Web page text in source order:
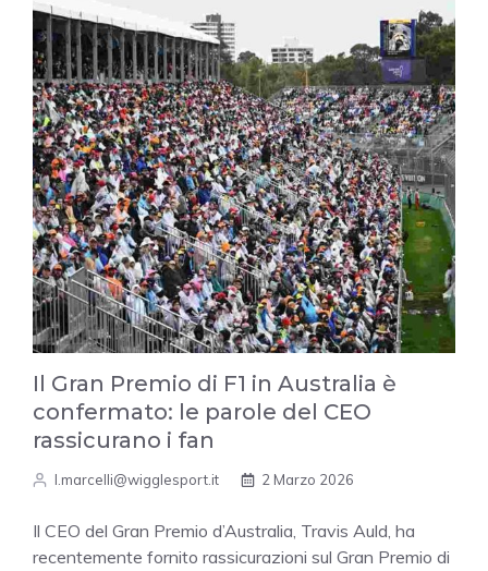
Il Gran Premio di F1 in Australia è
confermato: le parole del CEO
rassicurano i fan
l.marcelli@wigglesport.it 2 Marzo 2026
Il CEO del Gran Premio d’Australia, Travis Auld, ha
recentemente fornito rassicurazioni sul Gran Premio di